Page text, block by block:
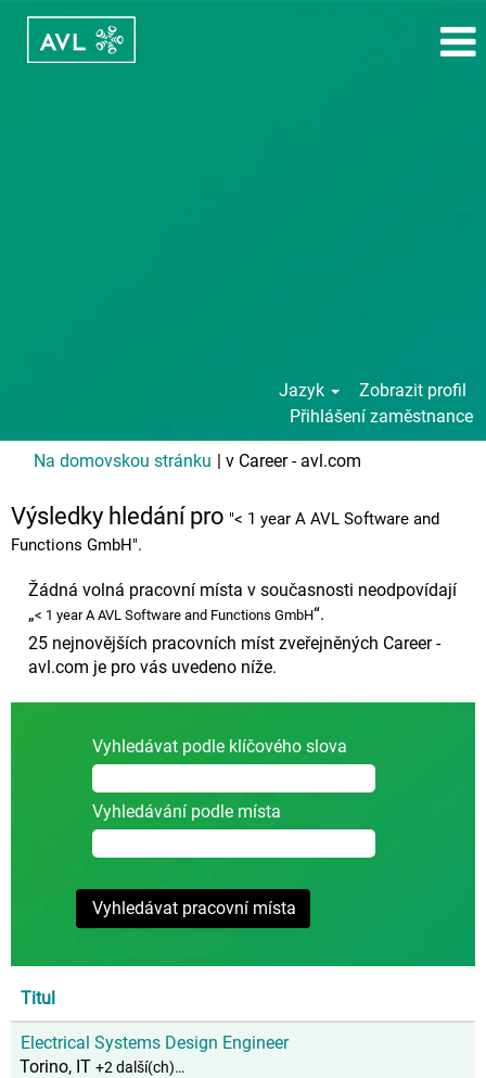
Jazyk
Zobrazit profil
Přihlášení zaměstnance
Na domovskou stránku | v Career - avl.com
Výsledky hledání pro "< 1 year A AVL Software and
Functions GmbH".
Žádná volná pracovní místa v současnosti neodpovídají
„< 1 year A AVL Software and Functions GmbH“.
25 nejnovějších pracovních míst zveřejněných Career -
avl.com je pro vás uvedeno níže.
Vyhledávat podle klíčového slova
Vyhledávání podle místa
Titul
Electrical Systems Design Engineer
Torino, IT +2 další(ch)…